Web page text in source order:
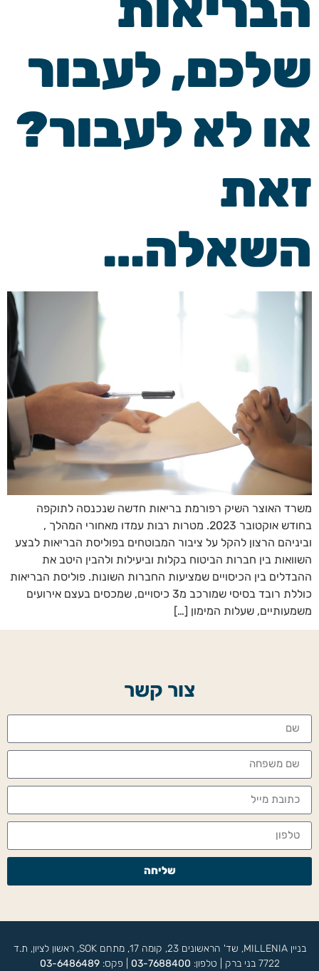
שלכם, לעבור
או לא לעבור?
זאת
השאלה…
משרד האוצר השיק רפורמת בריאות חדשה שנכנסה לתוקפה
בחודש אוקטובר 2023. מטרות רבות עמדו מאחורי המהלך ,
וביניהם הרצון להקל על ציבור המבוטחים בפוליסת הבריאות לבצע
השוואות בין חברות הביטוח בקלות וביעילות ולהבין היטב את
ההבדלים בין הכיסויים שמציעות החברות השונות. פוליסת הבריאות
כוללת רובד בסיסי שמורכב מ3 כיסויים, שמכסים בעצם אירועים
משמעותיים, שעלות המימון […]
צור קשר
שליחה
בניין MILLENIA, שד' הראשונים 23, קומה 17, מתחם SOK, ראשון לציון, ת.ד
7722 בני ברק | טלפון:
03-7688400 | פקס:03-6486489